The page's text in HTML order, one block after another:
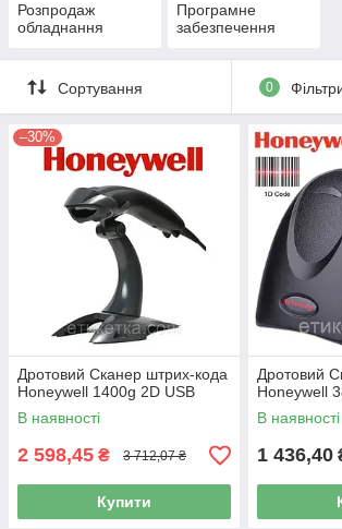
Розпродаж
обладнання
Програмне
забезпечення
Сортування 0
–30%
Дротовий Сканер штрих-кода
Honeywell 1400g 2D USB
В наявності
2 598,45 ₴ 3 712,07 ₴
Купити
Дротовий
Honeywell
В наявності
1 436,40